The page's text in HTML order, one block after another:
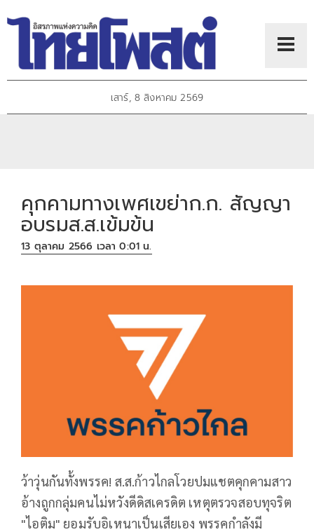
เสาร์, 8 สิงหาคม 2569
คุกคามทางเพศเขย่าก.ก. สัญญา
อบรมส.ส.เข้มข้น
13 ตุลาคม 2566 เวลา 0:01 น.
ว้าวุ่นกันทั้งพรรค! ส.ส.ก้าวไกลโวยปมแชตคุกคามสาว
อ้างถูกกลุ่มคนไม่หวังดีดิสเครดิต เหตุตรวจสอบทุจริต
"ไอติม" ยอมรับอิเหนาเป็นเสียเอง พรรคกำลังมี